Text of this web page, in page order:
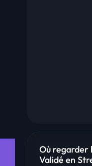
Où regarder
Validé en